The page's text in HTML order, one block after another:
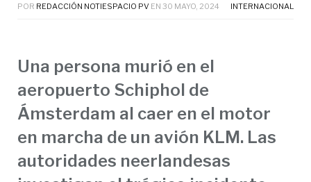
POR REDACCIÓN NOTIESPACIO PV EN 30 MAYO, 2024 INTERNACIONAL
Una persona murió en el
aeropuerto Schiphol de
Ámsterdam al caer en el motor
en marcha de un avión KLM. Las
autoridades neerlandesas